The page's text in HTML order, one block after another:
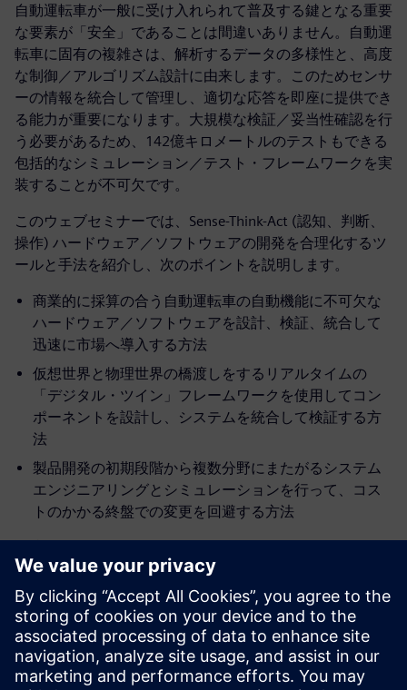
自動運転車が一般に受け入れられて普及する鍵となる重要
な要素が「安全」であることは間違いありません。自動運
転車に固有の複雑さは、解析するデータの多様性と、高度
な制御／アルゴリズム設計に由来します。このためセンサ
ーの情報を統合して管理し、適切な応答を即座に提供でき
る能力が重要になります。大規模な検証／妥当性確認を行
う必要があるため、142億キロメートルのテストもできる
包括的なシミュレーション／テスト・フレームワークを実
装することが不可欠です。
このウェブセミナーでは、Sense-Think-Act (認知、判断、
操作) ハードウェア／ソフトウェアの開発を合理化するツ
ールと手法を紹介し、次のポイントを説明します。
商業的に採算の合う自動運転車の自動機能に不可欠な
ハードウェア／ソフトウェアを設計、検証、統合して
迅速に市場へ導入する方法
仮想世界と物理世界の橋渡しをするリアルタイムの
「デジタル・ツイン」フレームワークを使用してコン
ポーネントを設計し、システムを統合して検証する方
法
製品開発の初期段階から複数分野にまたがるシステム
エンジニアリングとシミュレーションを行って、コス
トのかかる終盤での変更を回避する方法
Puneet Sinhaは、シーメンスPLMソフトウェア、メカニカ
ル・アナリシス部門のオートモーティブマネージャーで
す。シーメンス入社以前には、ゼネラルモーターズのグロ
ーバル研究開発チームのリーダーとして、燃料電池車やバ
ッテリー電気自動車のさまざまな問題を解決しました。ま
た、リチウムイオンバッテリーメーカー、Saftでも実績を